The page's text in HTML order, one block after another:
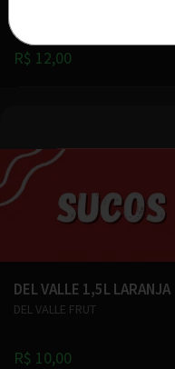
R$ 12,00
DEL VALLE 1,5L LARANJA
DEL VALLE FRUT
R$ 10,00